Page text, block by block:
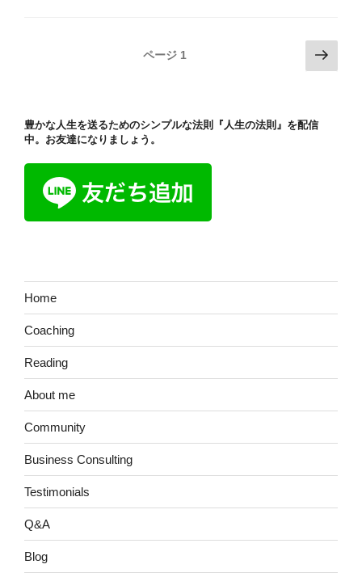
ビ
ゲ
ー
ページ 1
次
の
ジ
豊かな人生を送るためのシンプルな法則『人生の法則』を配信
中。お友達になりましょう。
Home
Coaching
Reading
About me
Community
Business Consulting
Testimonials
Q&A
Blog